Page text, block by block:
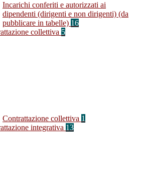
Incarichi conferiti e autorizzati ai
dipendenti (dirigenti e non dirigenti) (da
pubblicare in tabelle) 16
collettiva 5
Contrattazione collettiva 1
integrativa 13